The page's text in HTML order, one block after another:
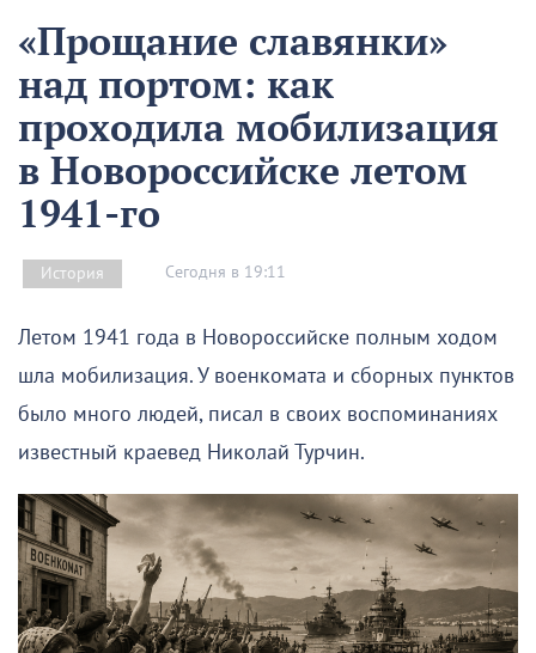
«Прощание славянки»
над портом: как
проходила мобилизация
в Новороссийске летом
1941-го
История Сегодня в 19:11
Летом 1941 года в Новороссийске полным ходом
шла мобилизация. У военкомата и сборных пунктов
было много людей, писал в своих воспоминаниях
известный краевед Николай Турчин.